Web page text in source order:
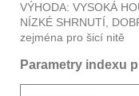
VÝHODA: VYSOKÁ
NÍZKÉ SHRNUTÍ,
zejména pro šicí nitě
Parametry indexu